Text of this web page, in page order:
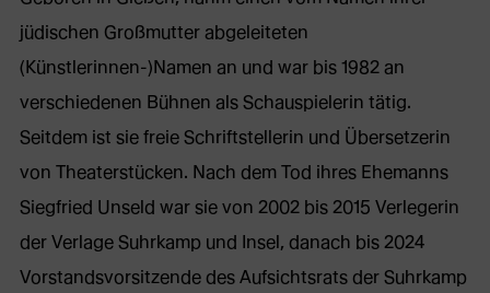
jüdischen Großmutter abgeleiteten
(Künstlerinnen-)Namen an und war bis 1982 an
verschiedenen Bühnen als Schauspielerin tätig.
Seitdem ist sie freie Schriftstellerin und Übersetzerin
von Theaterstücken. Nach dem Tod ihres Ehemanns
Siegfried Unseld war sie von 2002 bis 2015 Verlegerin
der Verlage Suhrkamp und Insel, danach bis 2024
Vorstandsvorsitzende des Aufsichtsrats der Suhrkamp